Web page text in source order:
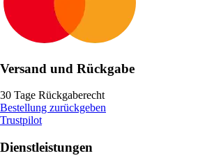
Versand und Rückgabe
30 Tage Rückgaberecht
Bestellung zurückgeben
Trustpilot
Dienstleistungen